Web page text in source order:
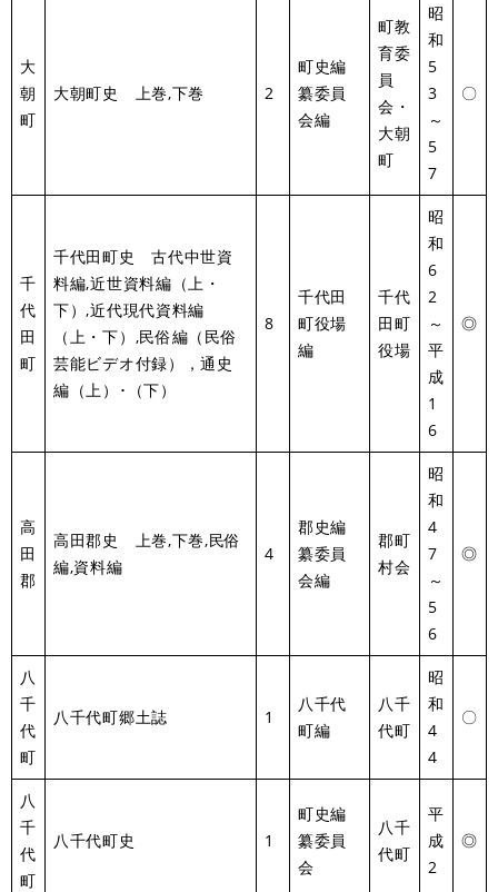
大
朝
町
大朝町史 上巻,下巻 2
町史編
纂委員
会編
町教
育委
員
会・
大朝
町
昭
和
5
3
～
5
7
〇
千
代
田
町
千代田町史 古代中世資
料編,近世資料編（上・
下）,近代現代資料編
（上・下）,民俗編（民俗
芸能ビデオ付録），通史
編（上）･（下）
8
千代田
町役場
編
千代
田町
役場
昭
和
6
2
～
平
成
1
6
◎
高
田
郡
高田郡史 上巻,下巻,民俗
編,資料編
4
郡史編
纂委員
会編
郡町
村会
昭
和
4
7
～
5
6
◎
八
千
代
町
八千代町郷土誌 1
八千代
町編
八千
代町
昭
和
4
4
〇
八
千
代
町
八千代町史 1
町史編
纂委員
会
八千
代町
平
成
2
◎